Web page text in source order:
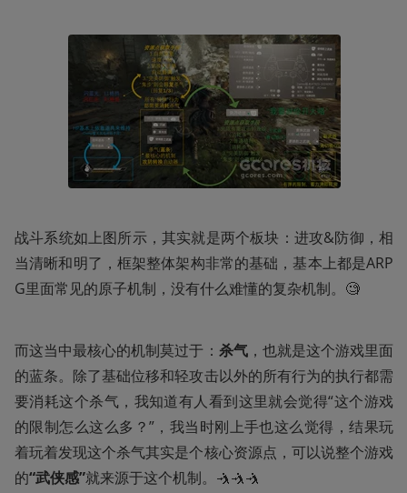
战斗系统如上图所示，其实就是两个板块：进攻&防御，相
当清晰和明了，框架整体架构非常的基础，基本上都是ARP
G里面常见的原子机制，没有什么难懂的复杂机制。🧐
而这当中最核心的机制莫过于： 杀气，也就是这个游戏里面
的蓝条。除了基础位移和轻攻击以外的所有行为的执行都需
要消耗这个杀气，我知道有人看到这里就会觉得“这个游戏
的限制怎么这么多？”，我当时刚上手也这么觉得，结果玩
着玩着发现这个杀气其实是个核心资源点，可以说整个游戏
的“武侠感”就来源于这个机制。🤺🤺🤺